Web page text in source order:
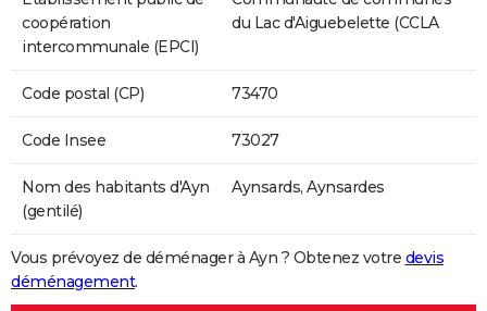
coopération
intercommunale (EPCI)
du Lac d'Aiguebelette (CCLA
Code postal (CP) 73470
Code Insee 73027
Nom des habitants d'Ayn
(gentilé)
Aynsards, Aynsardes
Vous prévoyez de déménager à Ayn ? Obtenez votre devis
déménagement.